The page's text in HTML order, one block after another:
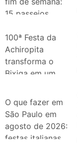
15 passeios
dias 8 e 9 de
agosto de 2026
100ª Festa da
Achiropita
transforma o
Bixiga em um
durante agosto
de 2026
O que fazer em
São Paulo em
agosto de 2026:
festas italianas,